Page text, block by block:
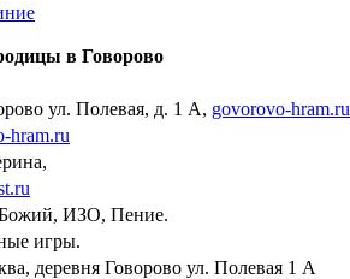
в Говорово
ул. Полевая, д. 1 А, govorovo-hram.ru
hram.ru
ИЗО, Пение.
игры.
деревня Говорово ул. Полевая 1 А